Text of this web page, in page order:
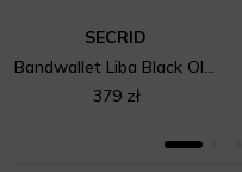
SECRID
Bandwallet Liba Black Olive
379 zł